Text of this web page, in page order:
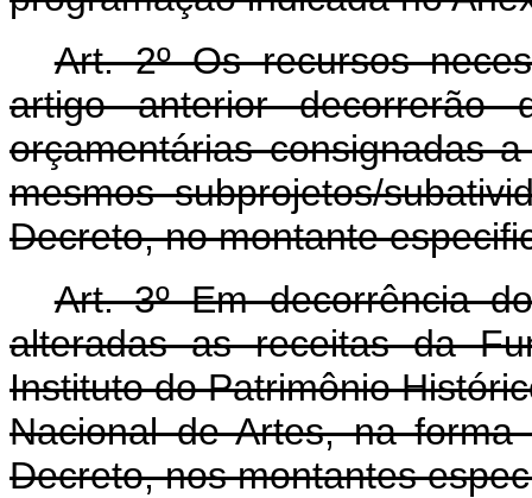
Art. 2º Os recursos
artigo anterior decorrerão
orçamentárias consignadas
mesmos subprojetos/
Decreto, no montante
Art. 3º Em decorrência
alteradas as receitas da
Instituto do Patrimônio
Nacional de Artes, na
Decreto, nos montantes